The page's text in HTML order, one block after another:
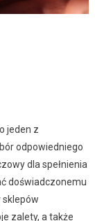
jeden z
odpowiedniego
dla spełnienia
doświadczonemu
zalety, a także